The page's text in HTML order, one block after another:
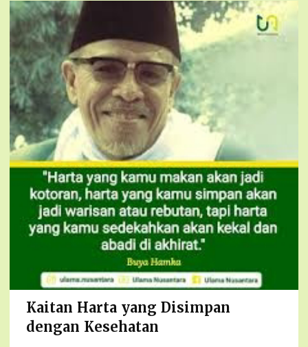
Kaitan Harta yang Disimpan
dengan Kesehatan